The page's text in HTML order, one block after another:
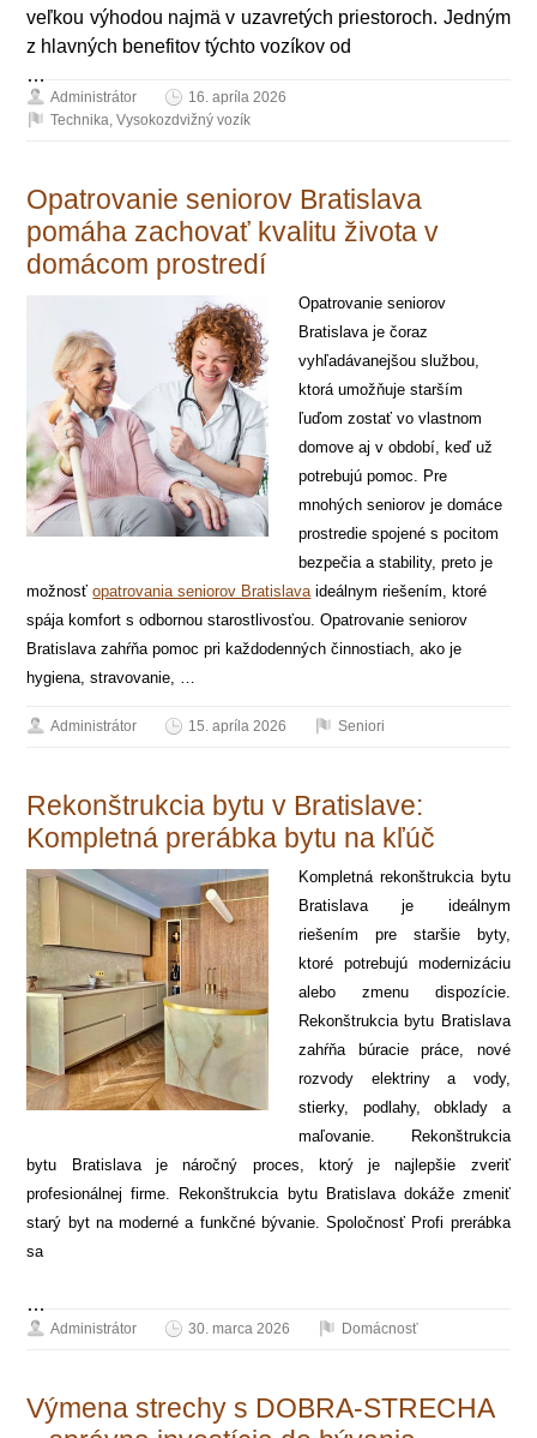
veľkou výhodou najmä v uzavretých priestoroch. Jedným
z hlavných benefitov týchto vozíkov od
…
Administrátor
16. apríla 2026
Technika,Vysokozdvižný vozík
Opatrovanie seniorov Bratislava
pomáha zachovať kvalitu života v
domácom prostredí
Opatrovanie seniorov
Bratislava je čoraz
vyhľadávanejšou službou,
ktorá umožňuje starším
ľuďom zostať vo vlastnom
domove aj v období, keď už
potrebujú pomoc. Pre
mnohých seniorov je domáce
prostredie spojené s pocitom
bezpečia a stability, preto je
možnosťopatrovania seniorov Bratislava ideálnym riešením, ktoré
spája komfort s odbornou starostlivosťou. Opatrovanie seniorov
Bratislava zahŕňa pomoc pri každodenných činnostiach, ako je
hygiena, stravovanie, …
Administrátor 15. apríla 2026 Seniori
Rekonštrukcia bytu v Bratislave:
Kompletná prerábka bytu na kľúč
Kompletná rekonštrukcia bytu
Bratislava je ideálnym
riešením pre staršie byty,
ktoré potrebujú modernizáciu
alebo zmenu dispozície.
Rekonštrukcia bytu Bratislava
zahŕňa búracie práce, nové
rozvody elektriny a vody,
stierky, podlahy, obklady a
maľovanie. Rekonštrukcia
bytu Bratislava je náročný proces, ktorý je najlepšie zveriť
profesionálnej firme. Rekonštrukcia bytu Bratislava dokáže zmeniť
starý byt na moderné a funkčné bývanie. Spoločnosť Profi prerábka
sa
…
Administrátor 30. marca 2026 Domácnosť
Výmena strechy s DOBRA-STRECHA